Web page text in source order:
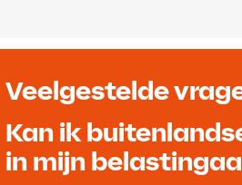
Veelgestelde
Kan ik
in mijn